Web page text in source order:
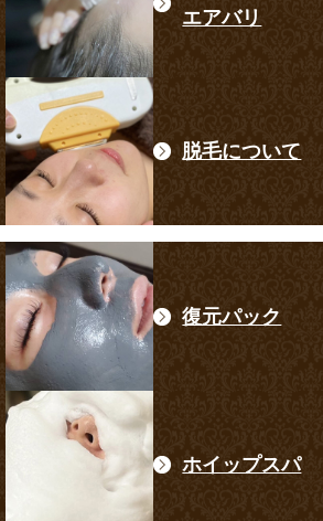
エアバリ
脱毛について
復元パック
ホイップスパ